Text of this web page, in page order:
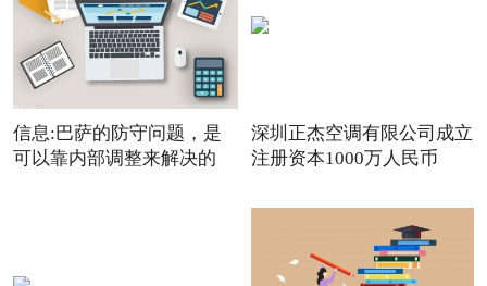
信息:巴萨的防守问题，是
可以靠内部调整来解决的
深圳正杰空调有限公司成立
注册资本1000万人民币